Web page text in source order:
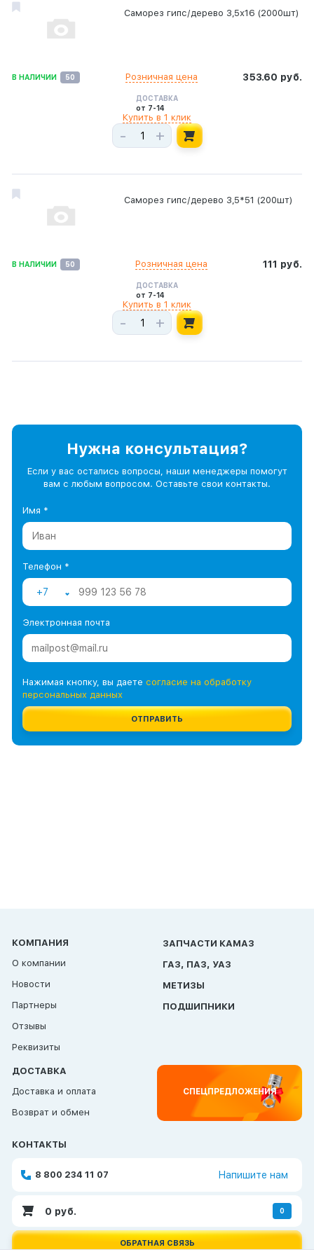
Саморез гипс/дерево 3,5х16 (2000шт)
В НАЛИЧИИ 50 353.60 руб.
Розничная цена
ДОСТАВКА
от 7-14
- +
Купить в 1 клик
Саморез гипс/дерево 3,5*51 (200шт)
В НАЛИЧИИ 50 111 руб.
Розничная цена
ДОСТАВКА
от 7-14
- +
Купить в 1 клик
Нужна консультация?
Если у вас остались вопросы, наши менеджеры помогут
вам с любым вопросом. Оставьте свои контакты.
Имя *
Телефон *
+7
Электронная почта
Нажимая кнопку, вы даете согласие на обработку
персональных данных
ОТПРАВИТЬ
КОМПАНИЯ
О компании
Новости
Партнеры
Отзывы
Реквизиты
ЗАПЧАСТИ КАМАЗ
ГАЗ, ПАЗ, УАЗ
МЕТИЗЫ
ПОДШИПНИКИ
ДОСТАВКА
Доставка и оплата
Возврат и обмен
СПЕЦПРЕДЛОЖЕНИЯ
КОНТАКТЫ
8 800 234 11 07 Напишите нам
0 руб. 0
ОБРАТНАЯ СВЯЗЬ